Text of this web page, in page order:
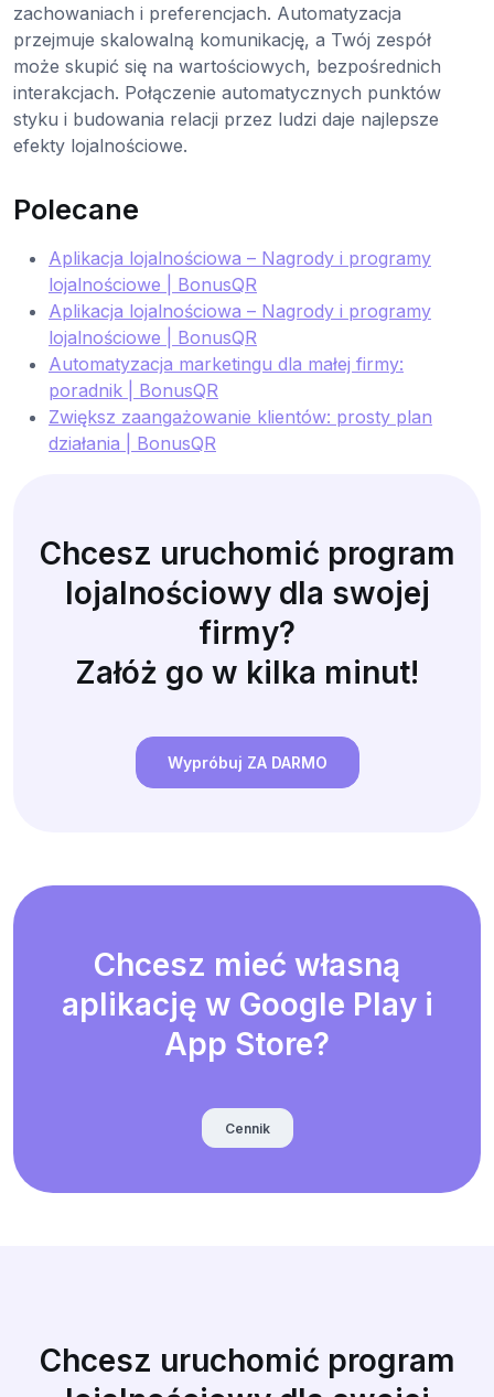
zachowaniach i preferencjach. Automatyzacja
przejmuje skalowalną komunikację, a Twój zespół
może skupić się na wartościowych, bezpośrednich
interakcjach. Połączenie automatycznych punktów
styku i budowania relacji przez ludzi daje najlepsze
efekty lojalnościowe.
Polecane
Aplikacja lojalnościowa – Nagrody i programy
lojalnościowe | BonusQR
Aplikacja lojalnościowa – Nagrody i programy
lojalnościowe | BonusQR
Automatyzacja marketingu dla małej firmy:
poradnik | BonusQR
Zwiększ zaangażowanie klientów: prosty plan
działania | BonusQR
Chcesz uruchomić program
lojalnościowy dla swojej
firmy?
Załóż go w kilka minut!
Wypróbuj ZA DARMO
Chcesz mieć własną
aplikację w Google Play i
App Store?
Cennik
Chcesz uruchomić program